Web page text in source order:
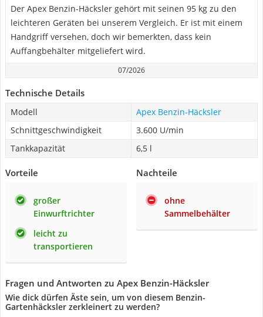
Der Apex Benzin-Häcksler gehört mit seinen 95 kg zu den
leichteren Geräten bei unserem Vergleich. Er ist mit einem
Handgriff versehen, doch wir bemerkten, dass kein
Auffangbehälter mitgeliefert wird.
07/2026
Technische Details
Modell
Apex Benzin-Häcksler
Schnittgeschwindigkeit
3.600 U/min
Tankkapazität
6,5 l
Vorteile
großer
Einwurftrichter
leicht zu
transportieren
Nachteile
ohne
Sammelbehälter
Fragen und Antworten zu Apex Benzin-Häcksler
Wie dick dürfen Äste sein, um von diesem Benzin-
Gartenhäcksler zerkleinert zu werden?